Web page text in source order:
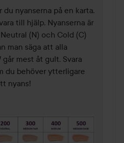
du nyanserna på en karta.
till hjälp. Nyanserna är
(N) och Cold (C)
man säga att alla
mest åt gult. Svara
du behöver ytterligare
nyans!